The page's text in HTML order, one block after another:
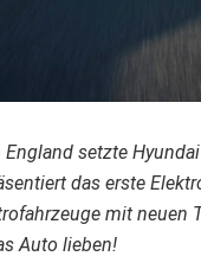
setzte
das erste
mit
Auto lieben!